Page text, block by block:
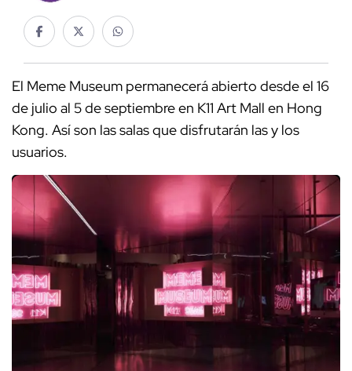
El Meme Museum permanecerá abierto desde el 16
de julio al 5 de septiembre en K11 Art Mall en Hong
Kong. Así son las salas que disfrutarán las y los
usuarios.